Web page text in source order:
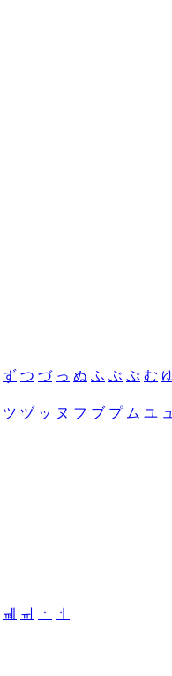
ず つ づ っ ぬ ふ ぶ ぷ む
ツ ヅ ッ ヌ フ ブ プ ム ユ
ㆋ ㆌ ㆍ
ㆎ